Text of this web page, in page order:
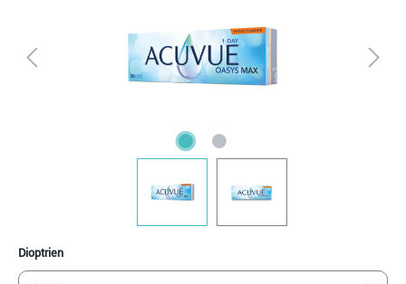
Dioptrienauswählen